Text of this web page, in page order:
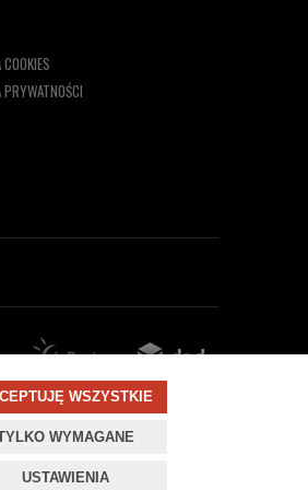
WSZYSTKIE
WYMAGANE
USTAWIENIA